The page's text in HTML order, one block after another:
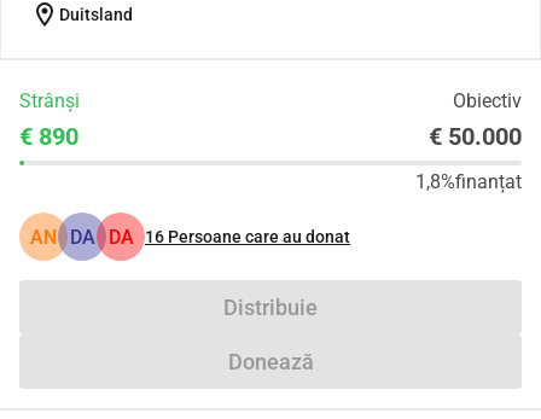
location_on Duitsland
Strânși Obiectiv
€ 890 € 50.000
1,8%finanțat
AN DA DA 16 Persoane care au donat
Distribuie
Donează